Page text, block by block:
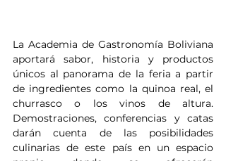
La Academia de Gastronomía Boliviana
aportará sabor, historia y productos
únicos al panorama de la feria a partir
de ingredientes como la quinoa real, el
churrasco o los vinos de altura.
Demostraciones, conferencias y catas
darán cuenta de las posibilidades
culinarias de este país en un espacio